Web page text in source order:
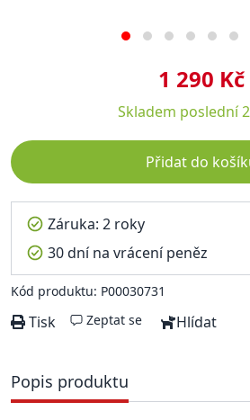
1 290 Kč
Skladem poslední
Přidat do
Záruka: 2 roky
30 dní na vrácení peněz
Kód produktu: P00030731
Tisk Zeptat se Hlídat
Popis produktu